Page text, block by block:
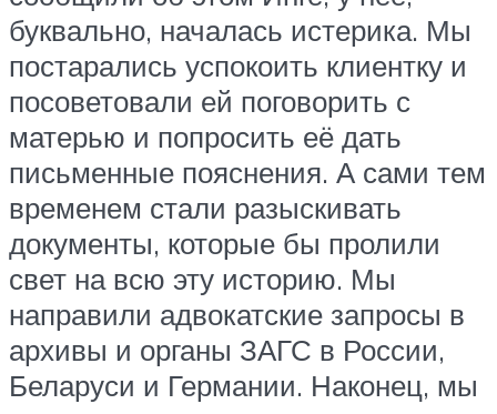
буквально, началась истерика. Мы
постарались успокоить клиентку и
посоветовали ей поговорить с
матерью и попросить её дать
письменные пояснения. А сами тем
временем стали разыскивать
документы, которые бы пролили
свет на всю эту историю. Мы
направили адвокатские запросы в
архивы и органы ЗАГС в России,
Беларуси и Германии. Наконец, мы